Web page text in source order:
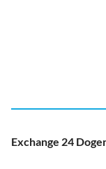
Exchange 24